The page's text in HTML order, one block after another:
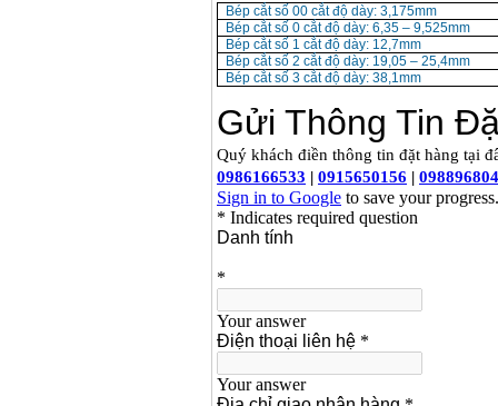
Bép cắt số 00 cắt độ dày: 3,175mm
Bép cắt số 0 cắt độ dày: 6,35 – 9,525mm
Bép cắt số 1 cắt độ dày: 12,7mm
Bép cắt số 2 cắt độ dày: 19,05 – 25,4mm
Bép cắt số 3 cắt độ dày: 38,1mm